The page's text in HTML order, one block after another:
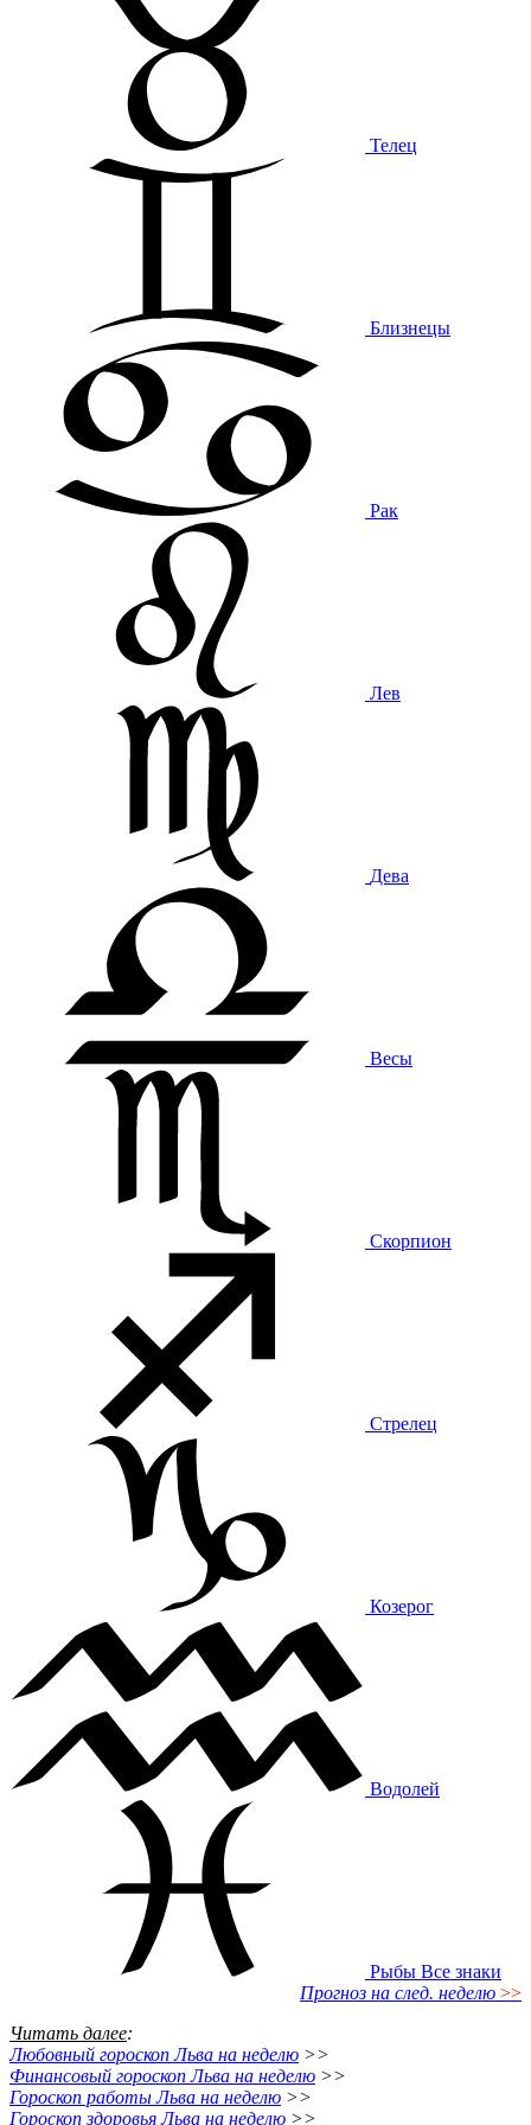
Телец
Близнецы
Рак
Лев
Дева
Весы
Скорпион
Стрелец
Козерог
Водолей
Рыбы Все знаки
Прогноз на след. неделю >>
Читать далее:
Любовный гороскоп Льва на неделю >>
Финансовый гороскоп Льва на неделю >>
Гороскоп работы Льва на неделю >>
Гороскоп здоровья Льва на неделю >>